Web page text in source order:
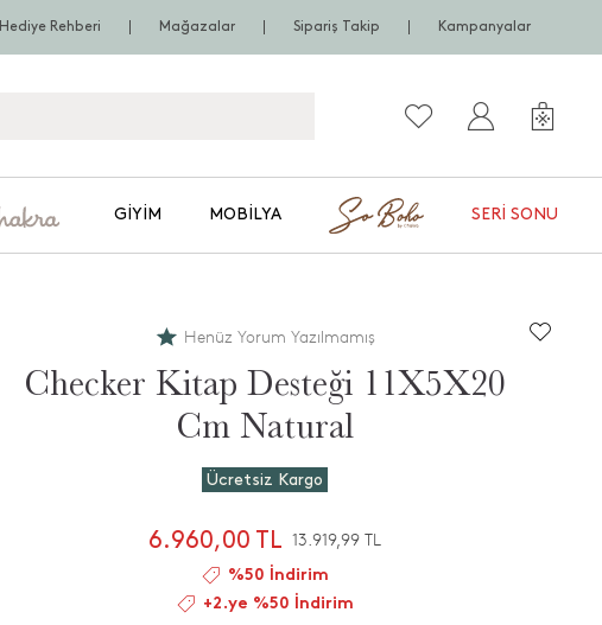
Hediye Rehberi Mağazalar Sipariş Takip Kampanyalar
GIYIM MOBILYA SERI SONU
Henüz Yorum Yazılmamış
Checker Kitap Desteği 11X5X20
Cm Natural
Ücretsiz Kargo
6.960,00 TL 13.919,99 TL
%50 İndirim
+2.ye %50 İndirim